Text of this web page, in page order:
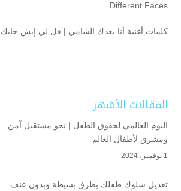
Different Faces
كلمات أغنية أنا بعدك الشامي | قل لي إيش جابك
المقالات الأشهر
اليوم العالمي لحقوق الطفل | نحو مستقبل آمن
ومشرق لأطفال العالم
1 نوفمبر، 2024
تعديل سلوك طفلك بطرق بسيطة وبدون عنف